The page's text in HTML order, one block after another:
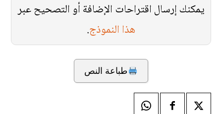
يمكنك إرسال اقتراحات الإضافة أو التصحيح عبر
هذا النموذج.
طباعة النص